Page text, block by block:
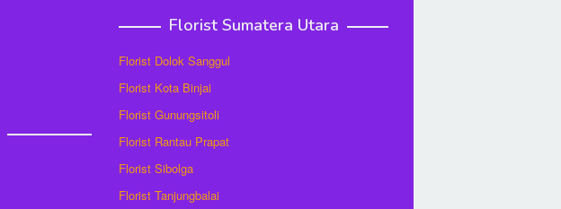
Florist Sumatera Utara
Florist Dolok Sanggul
Florist Kota Binjai
Florist Gunungsitoli
Florist Rantau Prapat
Florist Sibolga
Florist Tanjungbalai